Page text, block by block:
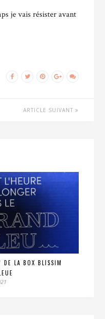
je vais résister avant
ARTICLE SUIVANT
DE LA BOX BLISSIM